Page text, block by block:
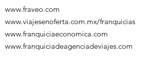
www.fraveo.com
www.viajesenoferta.com.mx/franquicias
www.franquiciaeconomica.com
www.franquiciadeagenciadeviajes.com